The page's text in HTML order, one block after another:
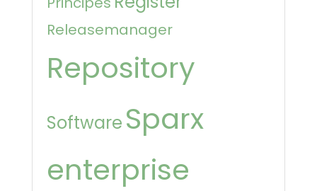
Releasemanager
Repository
Software Sparx
enterprise